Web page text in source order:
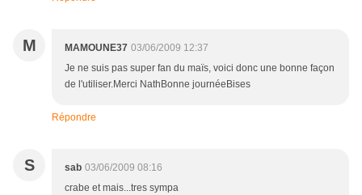
M MAMOUNE37 03/06/2009 12:37
Je ne suis pas super fan du maïs, voici donc une bonne façon
de l'utiliser.Merci NathBonne journéeBises
Répondre
S sab 03/06/2009 08:16
crabe et mais...tres sympa